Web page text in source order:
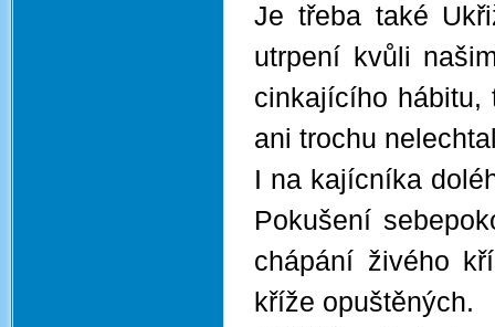
Je třeba také
utrpení kvůli
cinkajícího hábitu,
ani trochu
I na kajícníka
Pokušení
chápání živého
kříže opuštěných.